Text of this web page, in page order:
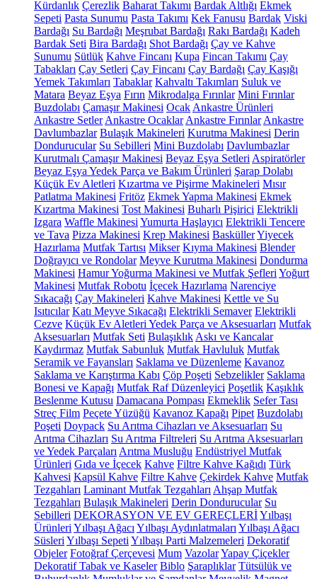
Kürdanlık Çerezlik Baharat Takımı Bardak Altlığı Ekmek
Sepeti Pasta Sunumu Pasta Takımı Kek Fanusu Bardak Viski
Bardağı Su Bardağı Meşrubat Bardağı Rakı Bardağı Kadeh
Bardak Seti Bira Bardağı Shot Bardağı Çay ve Kahve
Sunumu Sütlük Kahve Fincanı Kupa Fincan Takımı Çay
Tabakları Çay Setleri Çay Fincanı Çay Bardağı Çay Kaşığı
Yemek Takımları Tabaklar Kahvaltı Takımları Suluk ve
Matara Beyaz Eşya Fırın Mikrodalga Fırınlar Mini Fırınlar
Buzdolabı Çamaşır Makinesi Ocak Ankastre Ürünleri
Ankastre Setler Ankastre Ocaklar Ankastre Fırınlar Ankastre
Davlumbazlar Bulaşık Makineleri Kurutma Makinesi Derin
Dondurucular Su Sebilleri Mini Buzdolabı Davlumbazlar
Kurutmalı Çamaşır Makinesi Beyaz Eşya Setleri Aspiratörler
Beyaz Eşya Yedek Parça ve Bakım Ürünleri Şarap Dolabı
Küçük Ev Aletleri Kızartma ve Pişirme Makineleri Mısır
Patlatma Makinesi Fritöz Ekmek Yapma Makinesi Ekmek
Kızartma Makinesi Tost Makinesi Buharlı Pişirici Elektrikli
Izgara Waffle Makinesi Yumurta Haşlayıcı Elektrikli Tencere
ve Tava Pizza Makinesi Krep Makinesi BasküllerYiyecek
Hazırlama Mutfak Tartısı Mikser Kıyma Makinesi Blender
Doğrayıcı ve Rondolar Meyve Kurutma Makinesi Dondurma
Makinesi Hamur Yoğurma Makinesi ve Mutfak Şefleri Yoğurt
Makinesi Mutfak Robotu İçecek Hazırlama Narenciye
Sıkacağı Çay Makineleri Kahve Makinesi Kettle ve Su
Isıtıcılar Katı Meyve Sıkacağı Elektrikli Semaver Elektrikli
Cezve Küçük Ev Aletleri Yedek Parça ve Aksesuarları Mutfak
Aksesuarları Mutfak Seti Bulaşıklık Askı ve Kancalar
Kaydırmaz Mutfak Sabunluk Mutfak Havluluk Mutfak
Seramik ve Fayansları Saklama ve Düzenleme Kavanoz
Saklama ve Karıştırma Kabı Çöp Poşeti Sebzelikler Saklama
Bonesi ve Kapağı Mutfak Raf Düzenleyici Poşetlik Kaşıklık
Beslenme Kutusu Damacana Pompası Ekmeklik Sefer Tası
Streç Film Peçete Yüzüğü Kavanoz Kapağı Pipet Buzdolabı
Poşeti Doypack Su Arıtma Cihazları ve Aksesuarları Su
Arıtma Cihazları Su Arıtma Filtreleri Su Arıtma Aksesuarları
ve Yedek Parçaları Arıtma Musluğu Endüstriyel Mutfak
Ürünleri Gıda ve İçecek Kahve Filtre Kahve Kağıdı Türk
Kahvesi Kapsül Kahve Filtre Kahve Çekirdek Kahve Mutfak
Tezgahları Laminant Mutfak Tezgahları Ahşap Mutfak
Tezgahları Bulaşık Makineleri Derin Dondurucular Su
Sebilleri DEKORASYON VE EV GEREÇLERİYılbaşı
Ürünleri Yılbaşı Ağacı Yılbaşı Aydınlatmaları Yılbaşı Ağacı
Süsleri Yılbaşı Sepeti Yılbaşı Parti Malzemeleri Dekoratif
Objeler Fotoğraf Çerçevesi Mum VazolarYapay Çiçekler
Dekoratif Tabak ve Kaseler Biblo Şaraplıklar Tütsülük ve